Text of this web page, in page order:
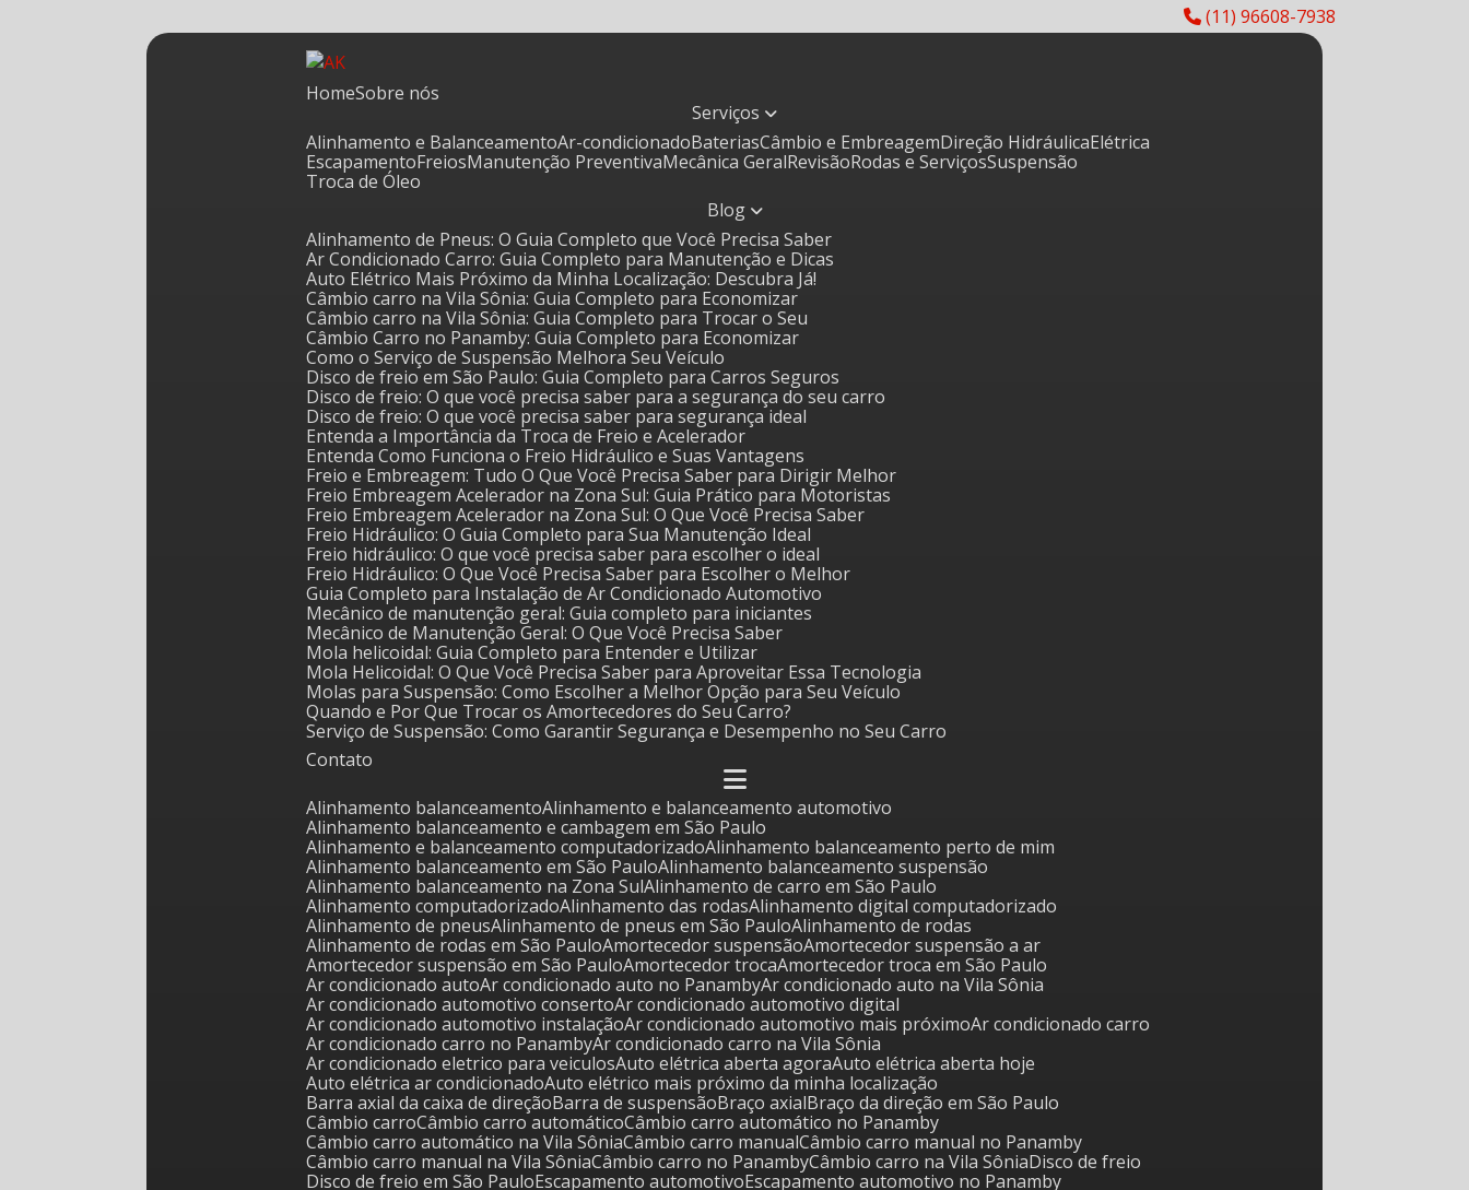
(11) 96608-7938
Home Sobre nós
Serviços
Alinhamento e Balanceamento Ar-condicionado Baterias Câmbio e Embreagem Direção Hidráulica Elétrica
Escapamento Freios Manutenção Preventiva Mecânica Geral Revisão Rodas e Serviços Suspensão
Troca de Óleo
Blog
Alinhamento de Pneus: O Guia Completo que Você Precisa Saber
Ar Condicionado Carro: Guia Completo para Manutenção e Dicas
Auto Elétrico Mais Próximo da Minha Localização: Descubra Já!
Câmbio carro na Vila Sônia: Guia Completo para Economizar
Câmbio carro na Vila Sônia: Guia Completo para Trocar o Seu
Câmbio Carro no Panamby: Guia Completo para Economizar
Como o Serviço de Suspensão Melhora Seu Veículo
Disco de freio em São Paulo: Guia Completo para Carros Seguros
Disco de freio: O que você precisa saber para a segurança do seu carro
Disco de freio: O que você precisa saber para segurança ideal
Entenda a Importância da Troca de Freio e Acelerador
Entenda Como Funciona o Freio Hidráulico e Suas Vantagens
Freio e Embreagem: Tudo O Que Você Precisa Saber para Dirigir Melhor
Freio Embreagem Acelerador na Zona Sul: Guia Prático para Motoristas
Freio Embreagem Acelerador na Zona Sul: O Que Você Precisa Saber
Freio Hidráulico: O Guia Completo para Sua Manutenção Ideal
Freio hidráulico: O que você precisa saber para escolher o ideal
Freio Hidráulico: O Que Você Precisa Saber para Escolher o Melhor
Guia Completo para Instalação de Ar Condicionado Automotivo
Mecânico de manutenção geral: Guia completo para iniciantes
Mecânico de Manutenção Geral: O Que Você Precisa Saber
Mola helicoidal: Guia Completo para Entender e Utilizar
Mola Helicoidal: O Que Você Precisa Saber para Aproveitar Essa Tecnologia
Molas para Suspensão: Como Escolher a Melhor Opção para Seu Veículo
Quando e Por Que Trocar os Amortecedores do Seu Carro?
Serviço de Suspensão: Como Garantir Segurança e Desempenho no Seu Carro
Contato
Alinhamento balanceamento Alinhamento e balanceamento automotivo
Alinhamento balanceamento e cambagem em São Paulo
Alinhamento e balanceamento computadorizado Alinhamento balanceamento perto de mim
Alinhamento balanceamento em São Paulo Alinhamento balanceamento suspensão
Alinhamento balanceamento na Zona Sul Alinhamento de carro em São Paulo
Alinhamento computadorizado Alinhamento das rodas Alinhamento digital computadorizado
Alinhamento de pneus Alinhamento de pneus em São Paulo Alinhamento de rodas
Alinhamento de rodas em São Paulo Amortecedor suspensão Amortecedor suspensão a ar
Amortecedor suspensão em São Paulo Amortecedor troca Amortecedor troca em São Paulo
Ar condicionado auto Ar condicionado auto no Panamby Ar condicionado auto na Vila Sônia
Ar condicionado automotivo conserto Ar condicionado automotivo digital
Ar condicionado automotivo instalação Ar condicionado automotivo mais próximo Ar condicionado carro
Ar condicionado carro no Panamby Ar condicionado carro na Vila Sônia
Ar condicionado eletrico para veiculos Auto elétrica aberta agora Auto elétrica aberta hoje
Auto elétrica ar condicionado Auto elétrico mais próximo da minha localização
Barra axial da caixa de direção Barra de suspensão Braço axial Braço da direção em São Paulo
Câmbio carro Câmbio carro automático Câmbio carro automático no Panamby
Câmbio carro automático na Vila Sônia Câmbio carro manual Câmbio carro manual no Panamby
Câmbio carro manual na Vila Sônia Câmbio carro no Panamby Câmbio carro na Vila Sônia
Disco de freio
Disco de freio em São Paulo Escapamento automotivo Escapamento automotivo no Panamby